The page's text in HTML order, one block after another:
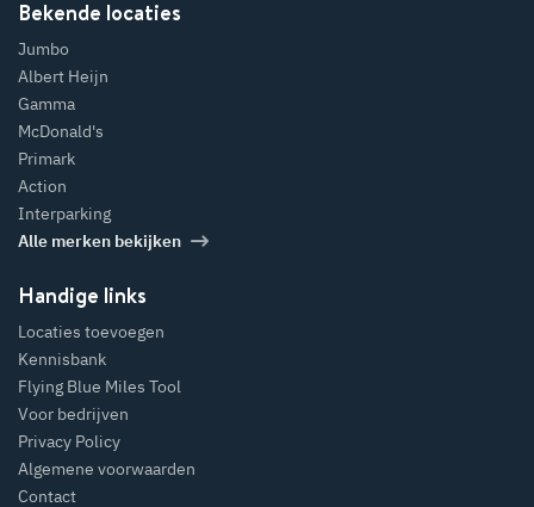
Bekende locaties
Jumbo
Albert Heijn
Gamma
McDonald's
Primark
Action
Interparking
Alle merken bekijken
Handige links
Locaties toevoegen
Kennisbank
Flying Blue Miles Tool
Voor bedrijven
Privacy Policy
Algemene voorwaarden
Contact